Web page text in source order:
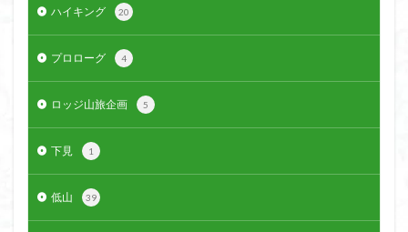
ハイキング 20
プロローグ 4
ロッジ山旅企画 5
下見 1
低山 39